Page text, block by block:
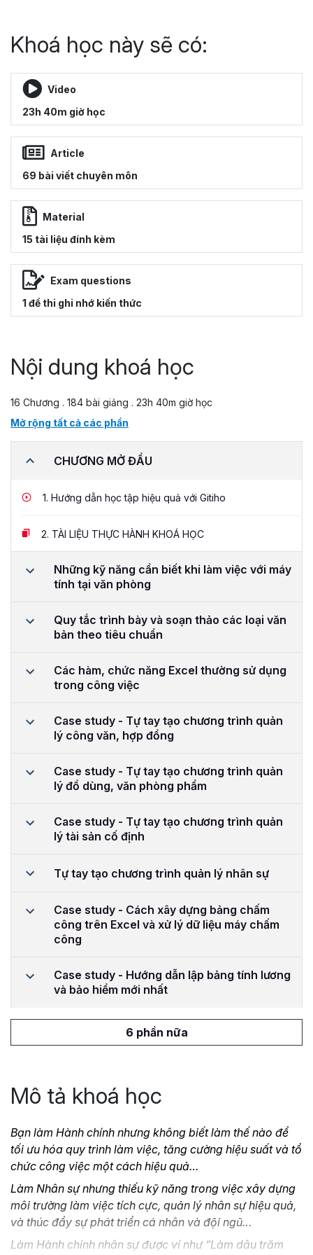
Khoá học này sẽ có:
Video
23h 40m giờ học
Article
69 bài viết chuyên môn
Material
15 tài liệu đính kèm
Exam questions
1 đề thi ghi nhớ kiến thức
Nội dung khoá học
16 Chương . 184 bài giảng . 23h 40m giờ học
Mở rộng tất cả các phần
CHƯƠNG MỞ ĐẦU
1. Hướng dẫn học tập hiệu quả với Gitiho
2. TÀI LIỆU THỰC HÀNH KHOÁ HỌC
Những kỹ năng cần biết khi làm việc với máy
tính tại văn phòng
Quy tắc trình bày và soạn thảo các loại văn
bản theo tiêu chuẩn
Các hàm, chức năng Excel thường sử dụng
trong công việc
Case study - Tự tay tạo chương trình quản
lý công văn, hợp đồng
Case study - Tự tay tạo chương trình quản
lý đồ dùng, văn phòng phẩm
Case study - Tự tay tạo chương trình quản
lý tài sản cố định
Tự tay tạo chương trình quản lý nhân sự
Case study - Cách xây dựng bảng chấm
công trên Excel và xử lý dữ liệu máy chấm
công
Case study - Hướng dẫn lập bảng tính lương
và bảo hiểm mới nhất
6 phần nữa
Mô tả khoá học
Bạn làm Hành chính nhưng không biết làm thế nào để
tối ưu hóa quy trình làm việc, tăng cường hiệu suất và tổ
chức công việc một cách hiệu quả…
Làm Nhân sự nhưng thiếu kỹ năng trong việc xây dựng
môi trường làm việc tích cực, quản lý nhân sự hiệu quả,
và thúc đẩy sự phát triển cá nhân và đội ngũ…
Làm Hành chính nhân sự được ví như “Làm dâu trăm